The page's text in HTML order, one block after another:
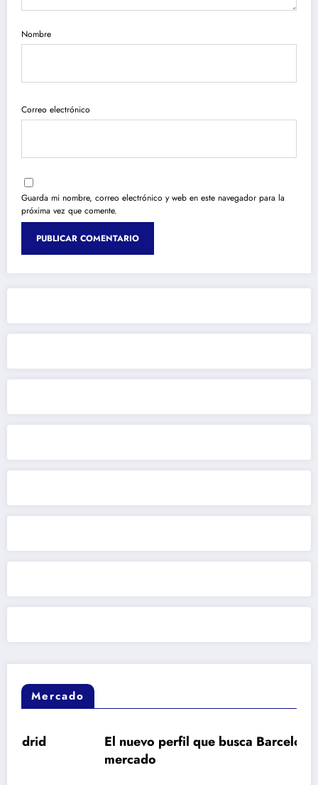
Nombre
Correo electrónico
Guarda mi nombre, correo electrónico y web en este navegador para la
próxima vez que comente.
Mercado
El nuevo perfil que busca Barcelona en el